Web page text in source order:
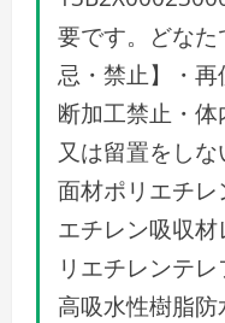
要です。どな
忌・禁止】・
断加工禁止・
又は留置をし
面材ポリエチレ
エチレン吸収
リエチレンテ
高吸水性樹脂